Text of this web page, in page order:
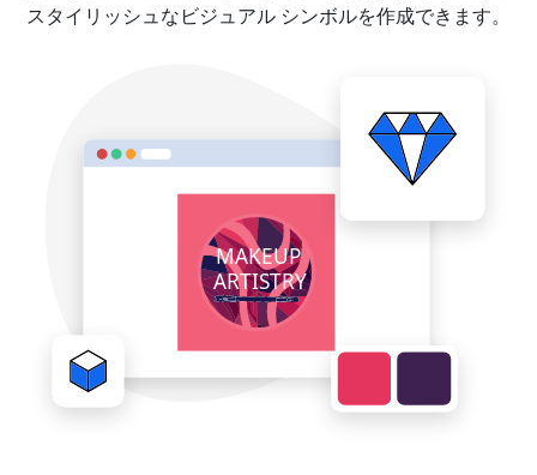
スタイリッシュなビジュアル シンボルを作成できます。